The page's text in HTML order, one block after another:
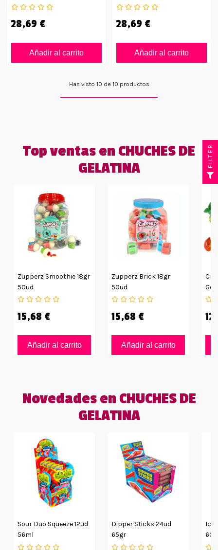
28,69 €
Añadir al carrito
28,69 €
Añadir al carrito
Has visto 10 de 10 productos
Top ventas en CHUCHES DE
GELATINA
Zupperz Smoothie 18gr
50ud
15,68 €
Añadir al carrito
Zupperz Brick 18gr
50ud
15,68 €
Añadir al carrito
Novedades en CHUCHES DE
GELATINA
Sour Duo Squeeze 12ud
56ml
Dipper Sticks 24ud
65gr
Ice
FILTER